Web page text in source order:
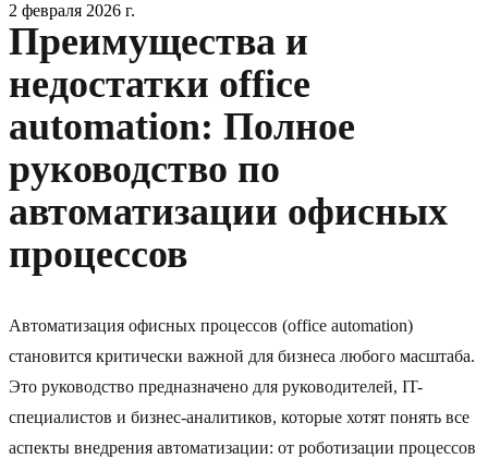
2 февраля 2026 г.
Преимущества и
недостатки office
automation: Полное
руководство по
автоматизации офисных
процессов
Автоматизация офисных процессов (office automation)
становится критически важной для бизнеса любого масштаба.
Это руководство предназначено для руководителей, IT-
специалистов и бизнес-аналитиков, которые хотят понять все
аспекты внедрения автоматизации: от роботизации процессов